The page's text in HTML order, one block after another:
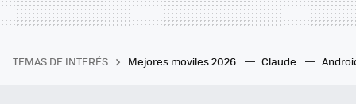
TEMAS DE INTERÉS Mejores moviles 2026 Claude